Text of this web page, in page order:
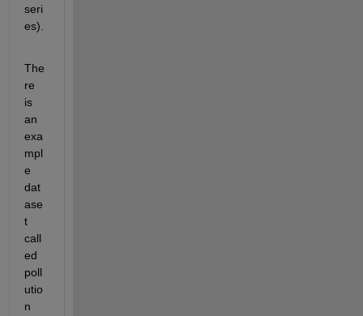
seri
es).
The
re
is
an
exa
mpl
e
dat
ase
t
call
ed
poll
utio
n